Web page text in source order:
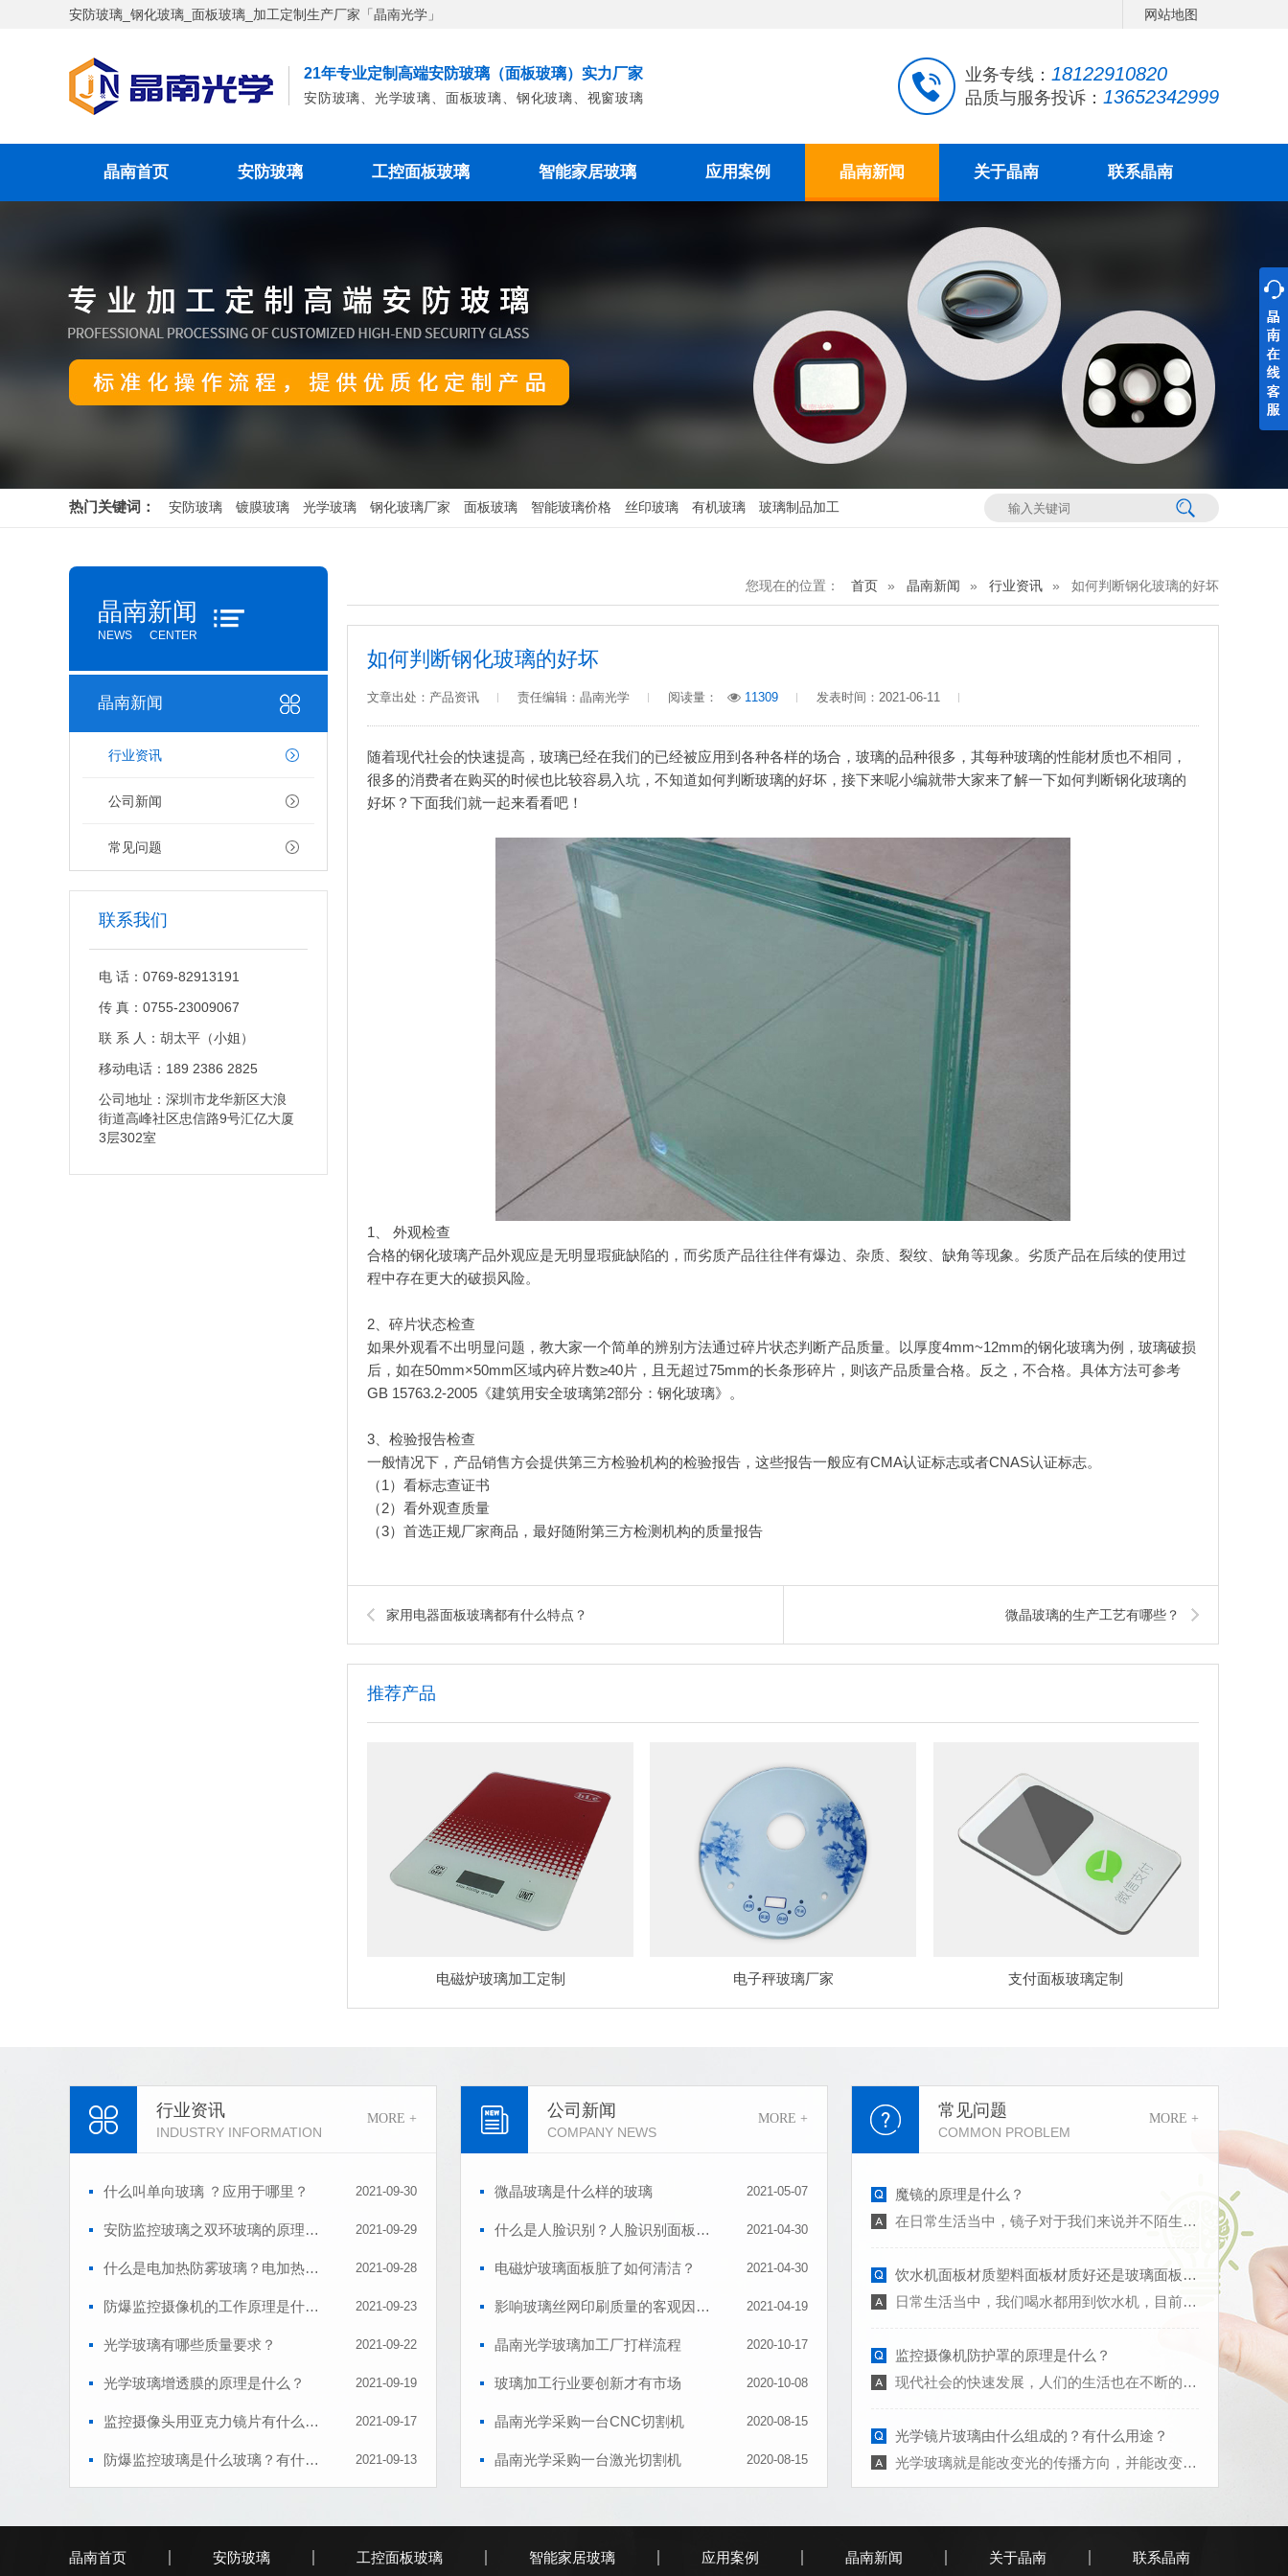
安防玻璃_钢化玻璃_面板玻璃_加工定制生产厂家「晶南光学」 网站地图
21年专业定制高端安防玻璃（面板玻璃）实力厂家
安防玻璃、光学玻璃、面板玻璃、钢化玻璃、视窗玻璃
业务专线： 18122910820
品质与服务投诉： 13652342999
晶南首页 安防玻璃
防雾玻璃
工控面板玻璃
AG面板玻璃
智能家居玻璃 应用案例
智能家居玻璃案例
晶南新闻
公司新闻
常见问题
关于晶南
晶南简介
工厂参观
荣誉资质
合作伙伴
联系晶南
热门关键词： 安防玻璃 镀膜玻璃 光学玻璃 钢化玻璃厂家 面板玻璃 智能玻璃价格 丝印玻璃 有机玻璃 玻璃制品加工
晶南新闻
NEWS CENTER
晶南新闻
行业资讯
公司新闻
常见问题
联系我们
电 话：0769-82913191
传 真：0755-23009067
联 系 人：胡太平（小姐）
移动电话：189 2386 2825
公司地址：深圳市龙华新区大浪
街道高峰社区忠信路9号汇亿大厦
3层302室
您现在的位置： 首页 晶南新闻 行业资讯 如何判断钢化玻璃的好坏
如何判断钢化玻璃的好坏
文章出处：产品资讯 责任编辑：晶南光学 阅读量： 11309 发表时间：2021-06-11
随着现代社会的快速提高，玻璃已经在我们的已经被应用到各种各样的场合， 玻璃的品种很多，其每种玻璃的性能材质也不相同，
很多的消费者在购买的时候也比较容易入坑，不知道如何判断玻璃的好坏，接下来呢小编就带大家来了解一下如何判断钢化玻璃的
好坏？下面我们就一起来看看吧！
1、 外观检查
合格的钢化玻璃产品外观应是无明显瑕疵缺陷的，而劣质产品往往伴有爆边、杂质、裂纹、缺角等现象。劣质产品在后续的使用过
程中存在更大的破损风险。
2、碎片状态检查
如果外观看不出明显问题，教大家一个简单的辨别方法通过碎片状态判断产品质量。以厚度4mm~12mm的钢化玻璃为例，玻璃破损
后，如在50mm×50mm区域内碎片数≥40片，且无超过75mm的长条形碎片，则该产品质量合格。反之，不合格。具体方法可参考
GB 15763.2-2005《建筑用安全玻璃第2部分：钢化玻璃》。
3、检验报告检查
一般情况下，产品销售方会提供第三方检验机构的检验报告，这些报告一般应有CMA认证标志或者CNAS认证标志。
（1）看标志查证书
（2）看外观查质量
（3）首选正规厂家商品，最好随附第三方检测机构的质量报告
家用电器面板玻璃都有什么特点？ 微晶玻璃的生产工艺有哪些？
推荐产品
电磁炉玻璃加工定制 电子秤玻璃厂家 支付面板玻璃定制
行业资讯
INDUSTRY INFORMATION
MORE +
什么叫单向玻璃 ？应用于哪里？ 2021-09-30
安防监控玻璃之双环玻璃的原理是什么？ 2021-09-29
什么是电加热防雾玻璃？电加热防雾玻璃分有哪几种？电加热玻璃有什么优点？ 2021-09-28
防爆监控摄像机的工作原理是什么？防爆监控摄像头玻璃耐高温吗？ 2021-09-23
光学玻璃有哪些质量要求？ 2021-09-22
光学玻璃增透膜的原理是什么？ 2021-09-19
监控摄像头用亚克力镜片有什么特点？ 2021-09-17
防爆监控玻璃是什么玻璃？有什么特点？应用于哪里？ 2021-09-13
公司新闻
COMPANY NEWS
MORE +
微晶玻璃是什么样的玻璃 2021-05-07
什么是人脸识别？人脸识别面板钢化玻璃具有什么好处？ 2021-04-30
电磁炉玻璃面板脏了如何清洁？ 2021-04-30
影响玻璃丝网印刷质量的客观因素是什么 2021-04-19
晶南光学玻璃加工厂打样流程 2020-10-17
玻璃加工行业要创新才有市场 2020-10-08
晶南光学采购一台CNC切割机 2020-08-15
晶南光学采购一台激光切割机 2020-08-15
常见问题
COMMON PROBLEM
MORE +
镀增透膜玻璃的作用是什么？
安防监控电加热玻璃有哪些性能？
晶南首页 安防玻璃 工控面板玻璃 智能家居玻璃 应用案例 晶南新闻 关于晶南 联系晶南